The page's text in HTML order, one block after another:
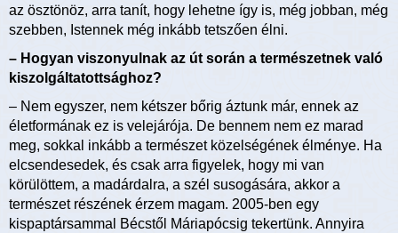
az ösztönöz, arra tanít, hogy lehetne így is, még jobban, még
szebben, Istennek még inkább tetszően élni.
– Hogyan viszonyulnak az út során a természetnek való
kiszolgáltatottsághoz?
– Nem egyszer, nem kétszer bőrig áztunk már, ennek az
életformának ez is velejárója. De bennem nem ez marad
meg, sokkal inkább a természet közelségének élménye. Ha
elcsendesedek, és csak arra figyelek, hogy mi van
körülöttem, a madárdalra, a szél susogására, akkor a
természet részének érzem magam. 2005-ben egy
kispaptársammal Bécstől Máriapócsig tekertünk. Annyira